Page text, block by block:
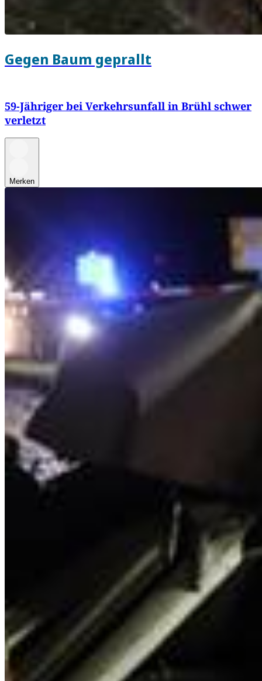
Gegen Baum geprallt
59-Jähriger bei Verkehrsunfall in Brühl schwer
verletzt
Merken